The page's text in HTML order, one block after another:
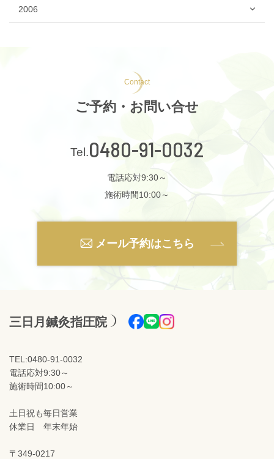
2006
Contact
ご予約・お問い合せ
0480-91-0032
電話応対9:30～
施術時間10:00～
メール予約はこちら
三日月鍼灸指圧院
TEL:0480-91-0032
電話応対9:30～
施術時間10:00～
土日祝も毎日営業
休業日 年末年始
〒349-0217